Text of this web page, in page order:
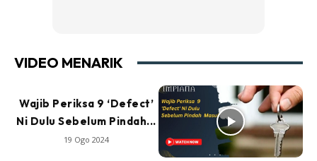
VIDEO MENARIK
Wajib Periksa 9 ‘Defect’
Ni Dulu Sebelum Pindah...
19 Ogo 2024